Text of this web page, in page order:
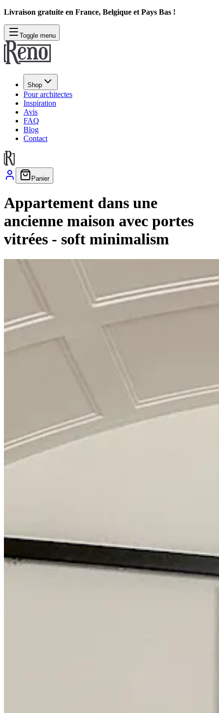
Livraison gratuite en France, Belgique et Pays Bas !
Toggle menu
Shop
Pour architectes
Inspiration
Avis
FAQ
Blog
Contact
Panier
Appartement dans une
ancienne maison avec portes
vitrées - soft minimalism